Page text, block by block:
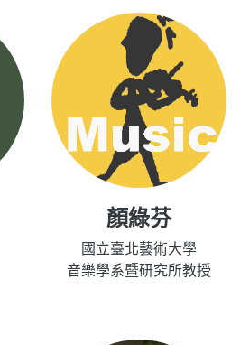
顏綠芬
國立臺北藝術大學
音樂學系暨研究所教授